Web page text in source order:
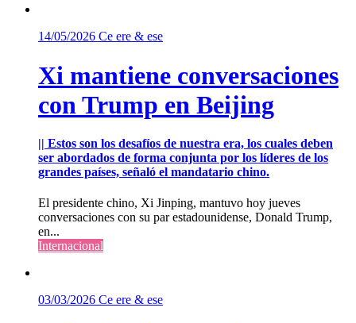
14/05/2026 Ce ere & ese
Xi mantiene conversaciones
con Trump en Beijing
|| Estos son los desafíos de nuestra era, los cuales deben
ser abordados de forma conjunta por los líderes de los
grandes países, señaló el mandatario chino.
El presidente chino, Xi Jinping, mantuvo hoy jueves
conversaciones con su par estadounidense, Donald Trump,
en...
Internacional
03/03/2026 Ce ere & ese